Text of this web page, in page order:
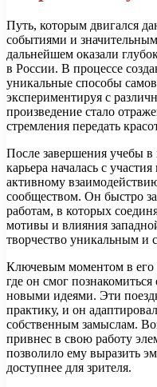
Путь, которым двигался
событиями и
дальнейшем оказали
в России. В процессе
уникальные способы
экспериментируя с
произведение стало
стремления передать
После завершения учебы
карьера началась с
активному
сообществом. Он быстро
работам, в которых
мотивы и влияния
творчество уникальным и
Ключевым моментом в его
где он смог
новыми идеями. Эти
практику, и он
собственным замыслам.
привнес в свою работу
позволило ему выразить
доступнее для зрителя.